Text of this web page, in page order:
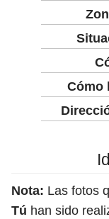
Cómo
Nota: Las fotos
Tú han sido